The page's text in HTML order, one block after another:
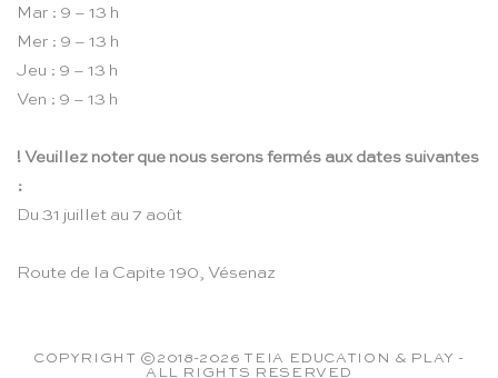
Mar : 9 – 13 h
Mer : 9 – 13 h
Jeu : 9 – 13 h
Ven : 9 – 13 h
! Veuillez noter que nous serons fermés aux dates suivantes
:
Du 31 juillet au 7 août
Route de la Capite 190, Vésenaz
COPYRIGHT ©2018-2026 TEIA EDUCATION & PLAY -
ALL RIGHTS RESERVED